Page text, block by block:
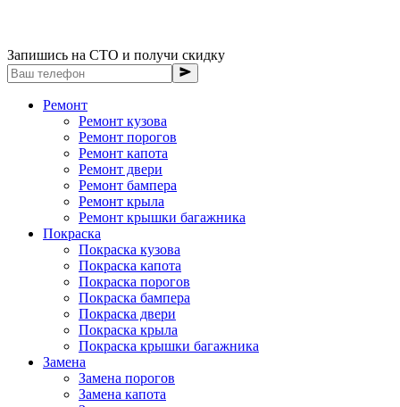
Запишись на СТО и получи скидку
Ремонт
Ремонт кузова
Ремонт порогов
Ремонт капота
Ремонт двери
Ремонт бампера
Ремонт крыла
Ремонт крышки багажника
Покраска
Покраска кузова
Покраска капота
Покраска порогов
Покраска бампера
Покраска двери
Покраска крыла
Покраска крышки багажника
Замена
Замена порогов
Замена капота